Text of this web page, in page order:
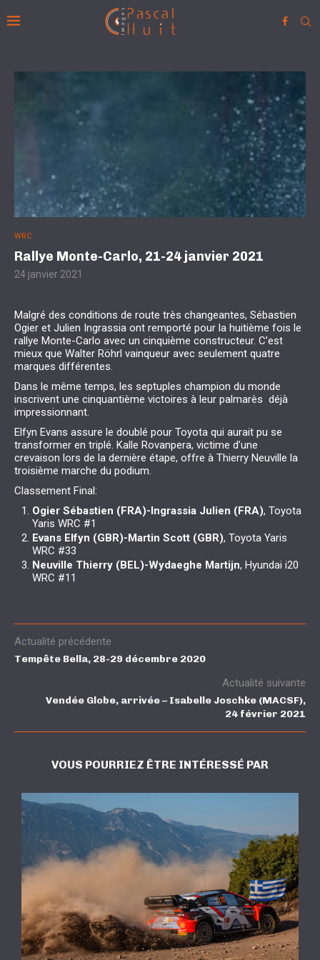
WRC
Rallye Monte-Carlo, 21-24 janvier 2021
24 janvier 2021
Malgré des conditions de route très changeantes, Sébastien
Ogier et Julien Ingrassia ont remporté pour la huitième fois le
rallye Monte-Carlo avec un cinquième constructeur. C’est
mieux que Walter Röhrl vainqueur avec seulement quatre
marques différentes.
Dans le même temps, les septuples champion du monde
inscrivent une cinquantième victoires à leur palmarès déjà
impressionnant.
Elfyn Evans assure le doublé pour Toyota qui aurait pu se
transformer en triplé. Kalle Rovanpera, victime d’une
crevaison lors de la dernière étape, offre à Thierry Neuville la
troisième marche du podium.
Classement Final:
Ogier Sébastien (FRA)-Ingrassia Julien (FRA), Toyota
Yaris WRC #1
Evans Elfyn (GBR)-Martin Scott (GBR), Toyota Yaris
WRC #33
Neuville Thierry (BEL)-Wydaeghe Martijn, Hyundai i20
WRC #11
Actualité précédente
Tempête Bella, 28-29 décembre 2020
Actualité suivante
Vendée Globe, arrivée – Isabelle Joschke (MACSF),
24 février 2021
VOUS POURRIEZ ÊTRE INTÉRESSÉ PAR